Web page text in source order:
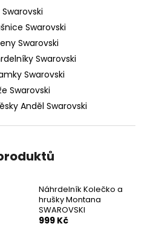
Swarovski
Swarovski
Swarovski
Swarovski
Swarovski
Anděl Swarovski
Náhrdelník Kolečko a
hrušky Montana
SWAROVSKI
999 Kč
KOLEČKO A HRUŠKY
SWAROVSKI